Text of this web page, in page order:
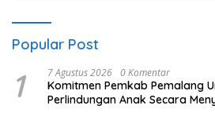
Popular Post
1 7 Agustus 2026 0 Komentar
Komitmen Pemkab Pemalang
Perlindungan Anak Secara